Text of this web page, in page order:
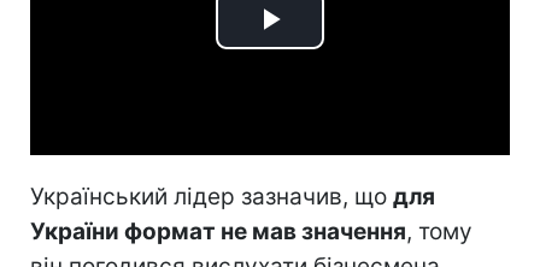
Play
Український лідер зазначив, що для
України формат не мав значення, тому